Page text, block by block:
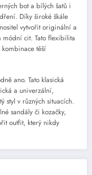
bot a bílých šatů i
Díky široké škále
vytvořit originální a
módní cit. Tato flexibilita
těší
ano. Tato klasická
a univerzální,
styl v různých situacích.
sandály či kozačky,
outfit, který nikdy